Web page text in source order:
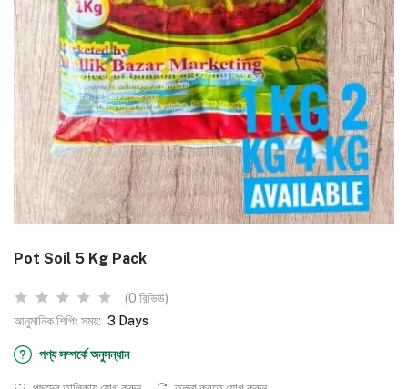
Pot Soil 5 Kg Pack
(0 রিভিউ)
আনুমানিক শিপিং সময়: 3 Days
পণ্য সম্পর্কে অনুসন্ধান